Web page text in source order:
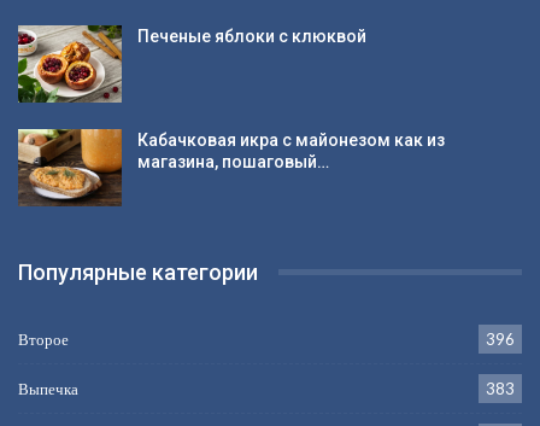
Печеные яблоки с клюквой
Кабачковая икра с майонезом как из
магазина, пошаговый…
Популярные категории
Второе 396
Выпечка 383